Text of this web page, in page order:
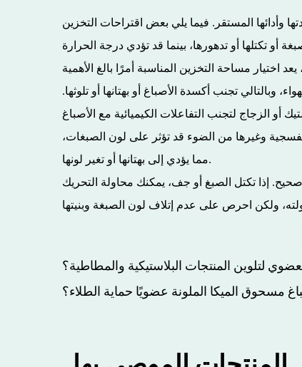
أو تكتلها أو تدهورها، بينما قد تؤدي درجة الحرارة
تجنب أكسدة الأصباغ أو بهتانها أو تلوثها.
وغيرها من الضوء قد تؤثر على لون الصبغات،
مما يؤدي إلى بهتانها أو تغير لونها.
إذا تكتل الصبغ أو جف، يمكنك محاولة التحريك
لتلوين المنتجات البلاستيكية والمطاطية؟
مسحوق الميكا الملونة عضويًا حماية الطلاء؟